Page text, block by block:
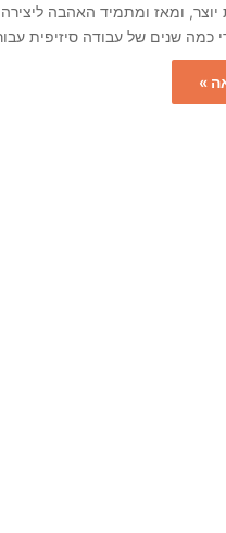
יוצר, ומאז ומתמיד האהבה
כמה שנים של עבודה סיזיפית
»